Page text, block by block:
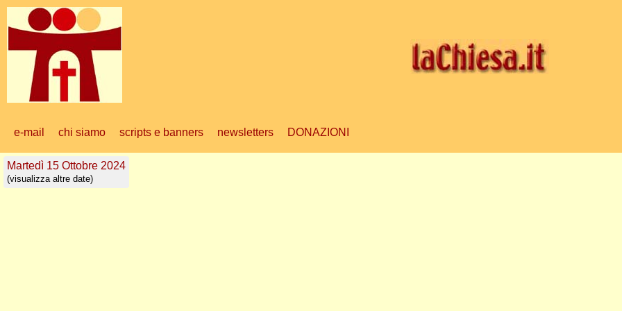
e-mail chi siamo scripts e banners newsletters DONAZIONI
Martedì 15 Ottobre 2024
(visualizza altre date)